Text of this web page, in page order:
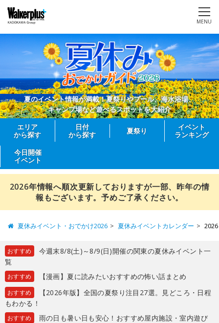
MENU
夏のイベント情報が満載！夏祭りやプール、海水浴場、
キャンプ場など遊べるスポットを大紹介
エリア
から探す
日付
から探す
夏祭り
イベント
ランキング
今日開催
イベント
2026年情報へ順次更新しておりますが一部、昨年の情
報もございます。予めご了承ください。
夏休みイベント・おでかけ2026 夏休みイベントカレンダー
おすすめ
今週末8/8(土)～8/9(日)開催の関東の夏休みイベント一
覧
おすすめ 【漫画】夏に読みたいおすすめの怖い話まとめ
おすすめ
【2026年版】全国の夏祭り注目27選。見どころ・日程
もわかる！
おすすめ
雨の日も暑い日も安心！おすすめ屋内施設・室内遊び